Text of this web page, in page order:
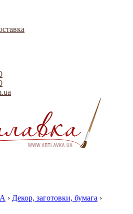
› Декор, заготовки, бумага ›